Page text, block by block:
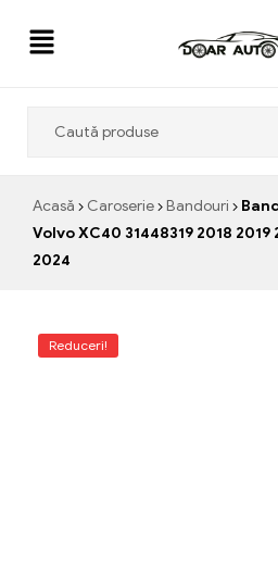
Acasă Caroserie Bandouri
Volvo XC40 31448319 2018 2019
2024
Reduceri!